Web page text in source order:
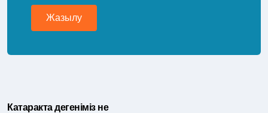
Жазылу
Катаракта дегеніміз не